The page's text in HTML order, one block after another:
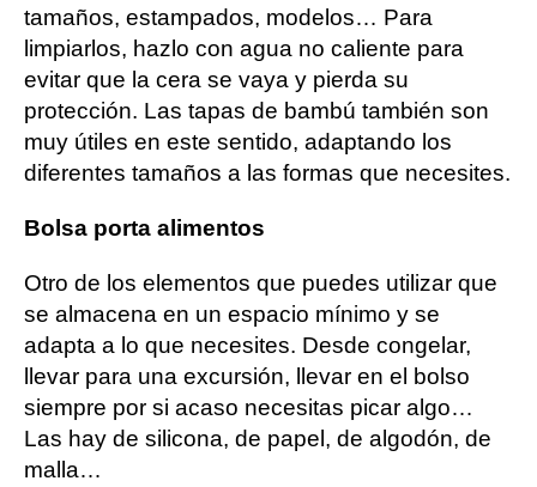
tamaños, estampados, modelos… Para
limpiarlos, hazlo con agua no caliente para
evitar que la cera se vaya y pierda su
protección. Las tapas de bambú también son
muy útiles en este sentido, adaptando los
diferentes tamaños a las formas que necesites.
Bolsa porta alimentos
Otro de los elementos que puedes utilizar que
se almacena en un espacio mínimo y se
adapta a lo que necesites. Desde congelar,
llevar para una excursión, llevar en el bolso
siempre por si acaso necesitas picar algo…
Las hay de silicona, de papel, de algodón, de
malla…